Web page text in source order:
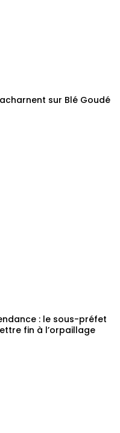
sur Blé Goudé
: le sous-préfet
fin à l’orpaillage